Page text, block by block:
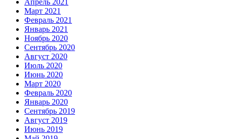
Март 2021
Февраль 2021
Январь 2021
Ноябрь 2020
Сентябрь 2020
Август 2020
Июль 2020
Июнь 2020
Март 2020
Февраль 2020
Январь 2020
Сентябрь 2019
Август 2019
Июнь 2019